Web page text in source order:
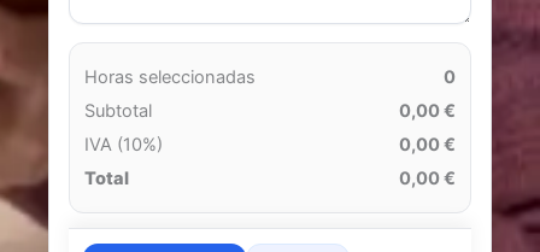
Horas seleccionadas
0
Subtotal
0,00 €
IVA (10%)
0,00 €
Total
0,00 €